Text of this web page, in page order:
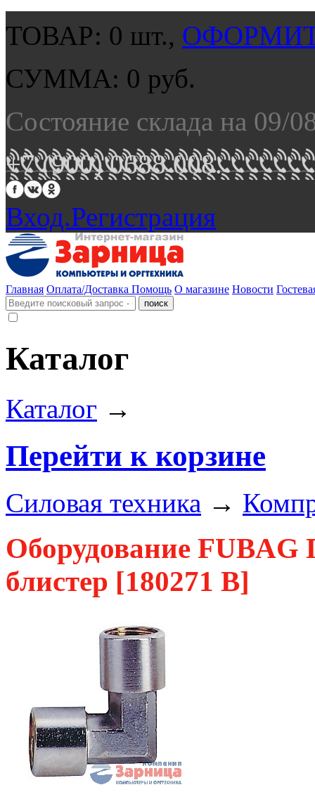
ТОВАР: 0 шт.,
СУММА: 0 руб.
Состояние склада на 09/
+7 (900) 0688 008.
Вход.Регистрация
Главная Оплата/Доставка Помощь О магазине Новости
Каталог
Каталог →
Перейти к корзине
Силовая техника →
Оборудование FUBAG
блистер [180271 B]